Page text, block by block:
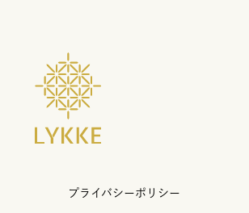
プライバシーポリシー